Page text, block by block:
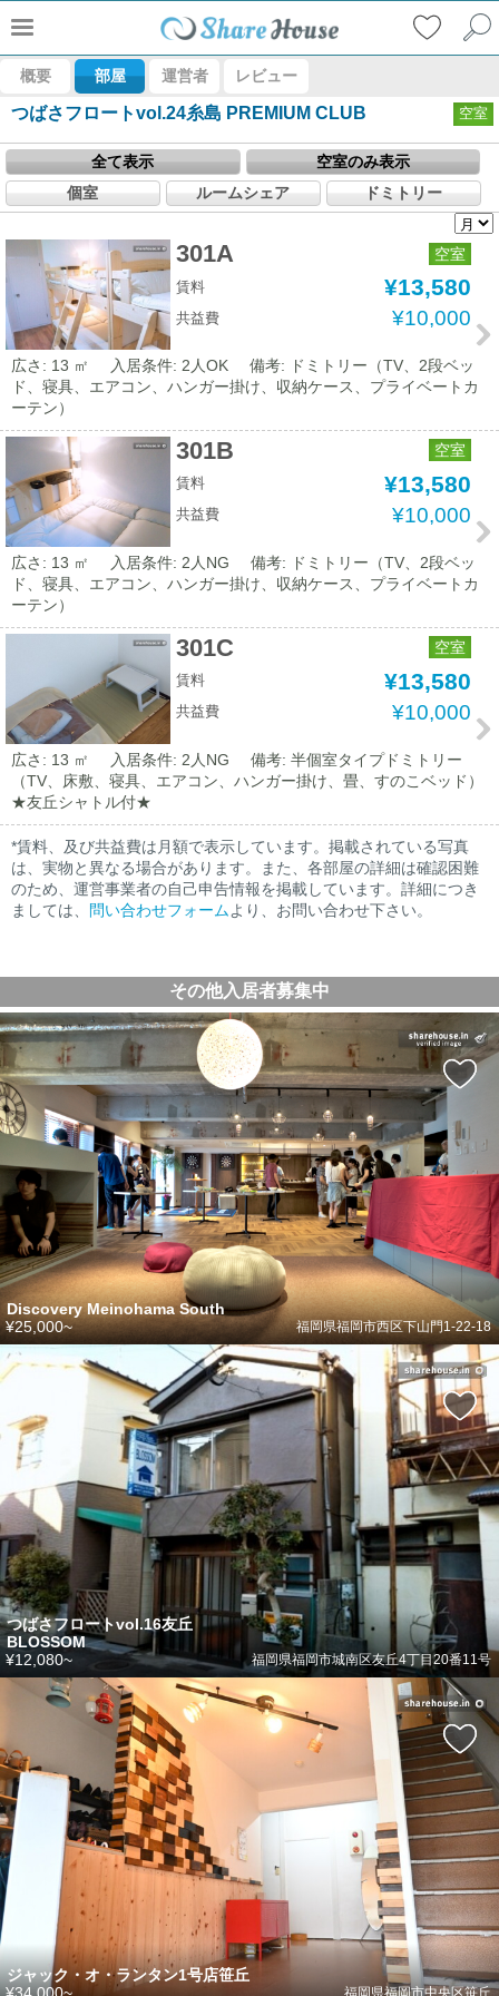
概要 部屋 運営者 レビュー
つばさフロートvol.24糸島 PREMIUM CLUB 空室
全て表示
空室のみ表示
個室
ルームシェア ドミトリー
301A 空室
賃料 ¥13,580
共益費 ¥10,000
広さ: 13 ㎡ 入居条件: 2人OK
備考: ドミトリー（TV、2段ベッ
ド、寝具、エアコン、ハンガー掛け、収納ケース、プライベートカ
ーテン）
301B 空室
賃料 ¥13,580
共益費 ¥10,000
広さ: 13 ㎡ 入居条件: 2人NG
備考: ドミトリー（TV、2段ベッ
ド、寝具、エアコン、ハンガー掛け、収納ケース、プライベートカ
ーテン）
301C 空室
賃料 ¥13,580
共益費 ¥10,000
広さ: 13 ㎡ 入居条件: 2人NG
備考: 半個室タイプドミトリー
（TV、床敷、寝具、エアコン、ハンガー掛け、畳、すのこベッド）
★友丘シャトル付★
*賃料、及び共益費は月額で表示しています。掲載されている写真
は、実物と異なる場合があります。また、各部屋の詳細は確認困難
のため、運営事業者の自己申告情報を掲載しています。詳細につき
ましては、 問い合わせフォームより、お問い合わせ下さい。
その他入居者募集中
Discovery Meinohama South
福岡県福岡市西区下山門1-22-18
¥25,000~
つばさフロートvol.16友丘
BLOSSOM
福岡県福岡市城南区友丘4丁目20番11号
¥12,080~
ジャック・オ・ランタン1号店笹丘
福岡県福岡市中央区笹丘